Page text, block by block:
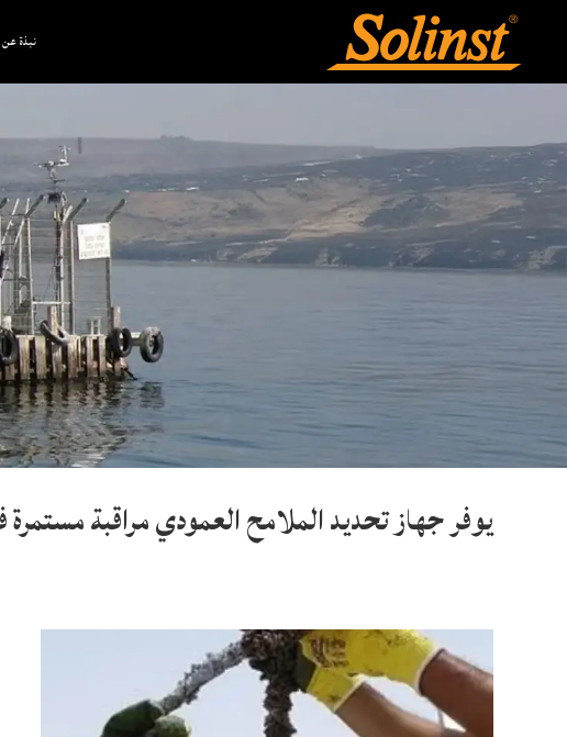
نبذة عن
يوفر جهاز تحديد الملامح العمودي مراقبة مستمرة